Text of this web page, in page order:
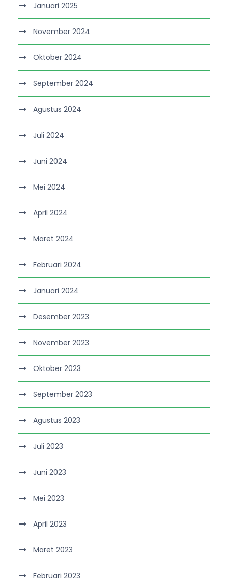
Januari 2025
November 2024
Oktober 2024
September 2024
Agustus 2024
Juli 2024
Juni 2024
Mei 2024
April 2024
Maret 2024
Februari 2024
Januari 2024
Desember 2023
November 2023
Oktober 2023
September 2023
Agustus 2023
Juli 2023
Juni 2023
Mei 2023
April 2023
Maret 2023
Februari 2023